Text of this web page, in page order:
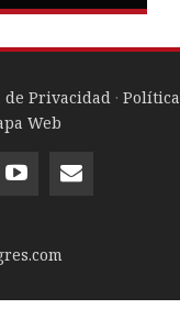
de Privacidad · Política
Web